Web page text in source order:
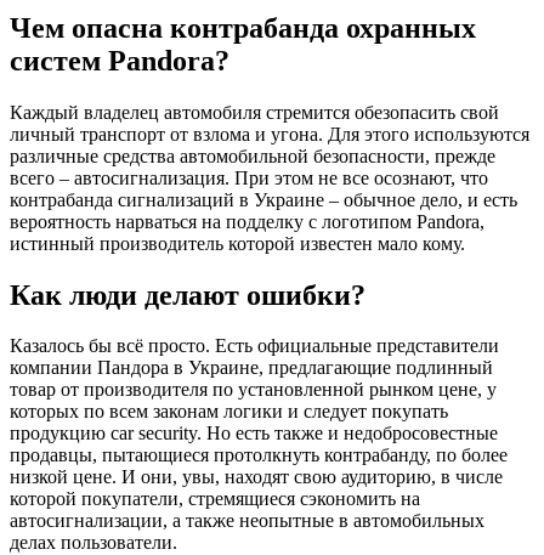
Чем опасна контрабанда охранных
систем Pandora?
Каждый владелец автомобиля стремится обезопасить свой
личный транспорт от взлома и угона. Для этого используются
различные средства автомобильной безопасности, прежде
всего – автосигнализация. При этом не все осознают, что
контрабанда сигнализаций в Украине – обычное дело, и есть
вероятность нарваться на подделку с логотипом Pandora,
истинный производитель которой известен мало кому.
Как люди делают ошибки?
Казалось бы всё просто. Есть официальные представители
компании Пандора в Украине, предлагающие подлинный
товар от производителя по установленной рынком цене, у
которых по всем законам логики и следует покупать
продукцию car security. Но есть также и недобросовестные
продавцы, пытающиеся протолкнуть контрабанду, по более
низкой цене. И они, увы, находят свою аудиторию, в числе
которой покупатели, стремящиеся сэкономить на
автосигнализации, а также неопытные в автомобильных
делах пользователи.